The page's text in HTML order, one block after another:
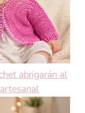
abrigarán al